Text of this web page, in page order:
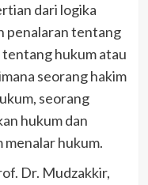
dari logika
penalaran tentang
hukum atau
seorang hakim
seorang
hukum dan
menalar hukum.
Dr. Mudzakkir,